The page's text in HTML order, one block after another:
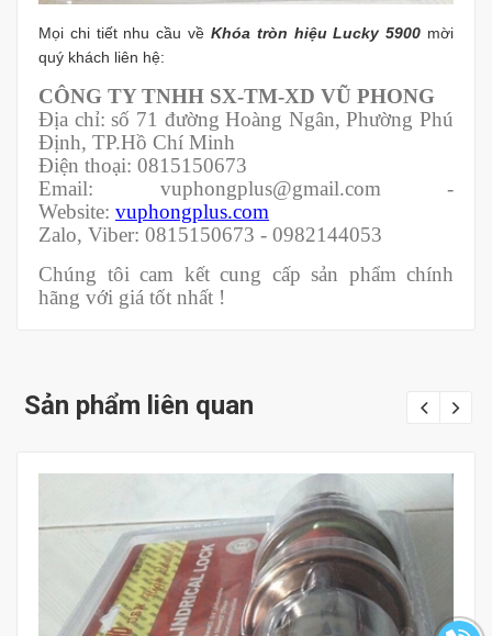
Mọi chi tiết nhu cầu về Khóa tròn hiệu Lucky 5900 mời
quý khách liên hệ:
CÔNG TY TNHH SX-TM-XD VŨ PHONG
Địa chỉ: số 71 đường Hoàng Ngân, Phường Phú
Định, TP.Hồ Chí Minh
Điện thoại: 0815150673
Email: vuphongplus@gmail.com -
Website: vuphongplus.com
Zalo, Viber: 0815150673 - 0982144053
Chúng tôi cam kết cung cấp sản phẩm chính
hãng với giá tốt nhất !
Sản phẩm liên quan